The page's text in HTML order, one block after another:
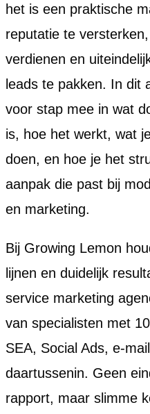
het is een praktische
reputatie te
verdienen en
leads te pakken. In dit
voor stap mee in wat
is, hoe het werkt, wat
doen, en hoe je het
aanpak die past bij
en marketing.
Bij Growing Lemon
lijnen en duidelijk
service marketing
van specialisten met
SEA, Social Ads, e-
daartussenin. Geen
rapport, maar slimme